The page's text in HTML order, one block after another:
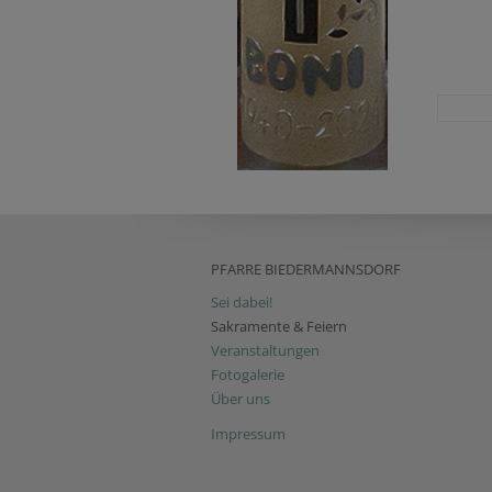
PFARRE BIEDERMANNSDORF
Sei dabei!
Sakramente & Feiern
Veranstaltungen
Fotogalerie
Über uns
Impressum